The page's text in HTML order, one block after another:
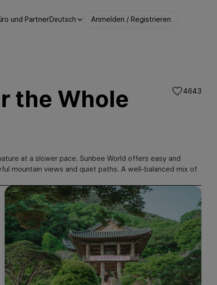
und PartnerDeutsch Anmelden / Registrieren
the Whole
4643
at a slower pace. Sunbee World offers easy and
mountain views and quiet paths. A well-balanced mix of